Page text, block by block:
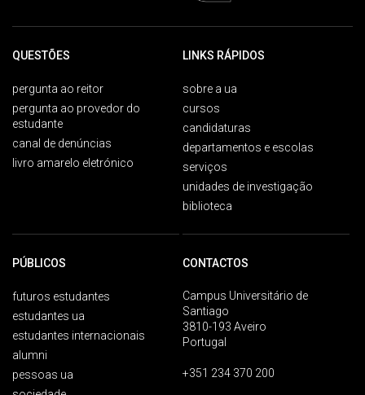
QUESTÕES
pergunta ao reitor
pergunta ao provedor do
estudante
canal de denúncias
livro amarelo eletrónico
LINKS RÁPIDOS
sobre a ua
cursos
candidaturas
departamentos e escolas
serviços
unidades de investigação
biblioteca
PÚBLICOS
futuros estudantes
estudantes ua
estudantes internacionais
alumni
pessoas ua
CONTACTOS
Campus Universitário de
Santiago
3810-193 Aveiro
Portugal
+351 234 370 200